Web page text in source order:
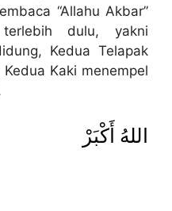
“Allahu Akbar”
dulu, yakni
Kedua Telapak
Kaki menempel
اللهُ أَكْبَرْ